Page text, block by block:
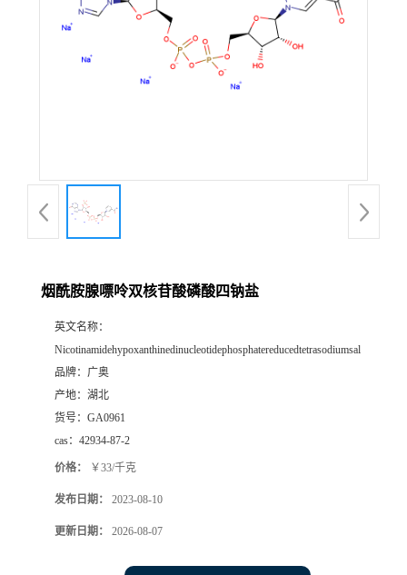
烟酰胺腺嘌呤双核苷酸磷酸四钠盐
英文名称：
Nicotinamidehypoxanthinedinucleotidephosphatereducedtetrasodiumsal
品牌： 广奥
产地： 湖北
货号： GA0961
cas： 42934-87-2
价格： ￥33/千克
发布日期： 2023-08-10
更新日期： 2026-08-07